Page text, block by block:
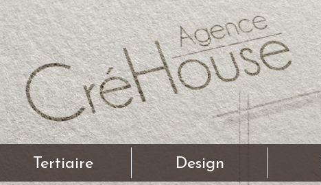
Tertiaire Design